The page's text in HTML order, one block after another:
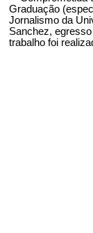
Graduação
Jornalismo da
Sanchez,
trabalho foi